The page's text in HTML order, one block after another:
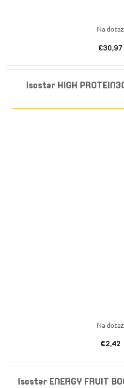
Na dotaz
€30,97
Isostar HIGH
Na dotaz
€2,42
Isostar ENERGY FRUIT